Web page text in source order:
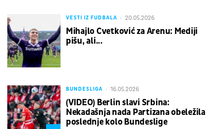
VESTI IZ FUDBALA 20.05.2026
Mihajlo Cvetković za Arenu: Mediji
pišu, ali...
BUNDESLIGA 16.05.2026
(VIDEO) Berlin slavi Srbina:
Nekadašnja nada Partizana obeležila
poslednje kolo Bundeslige